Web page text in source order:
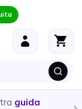
guida